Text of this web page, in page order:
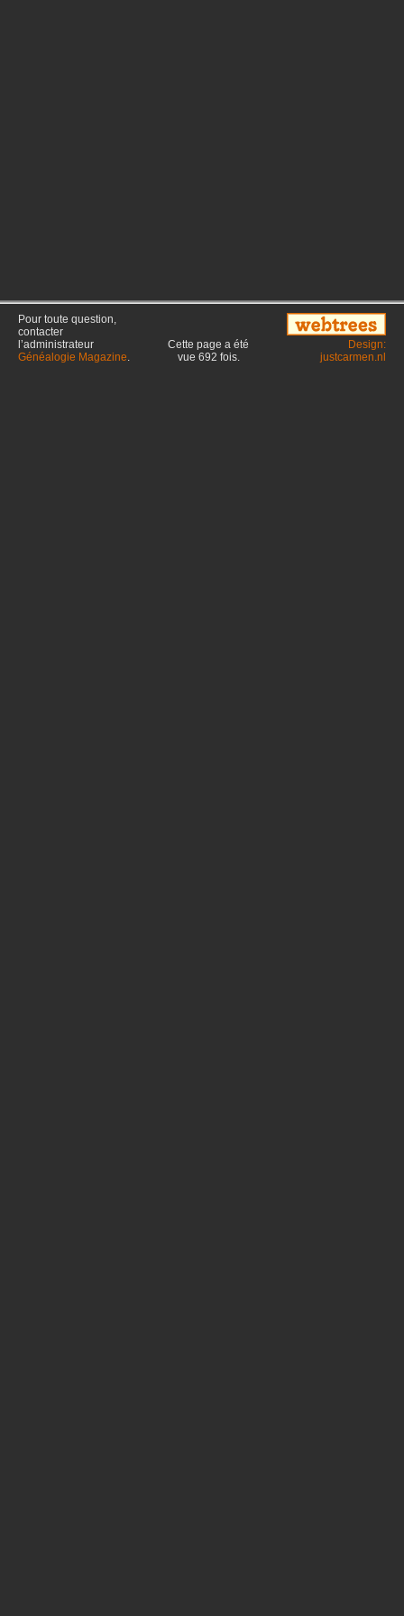
Pour toute question,
contacter
l’administrateur
Généalogie Magazine.
Cette page a été
vue 692 fois.
Design:
justcarmen.nl